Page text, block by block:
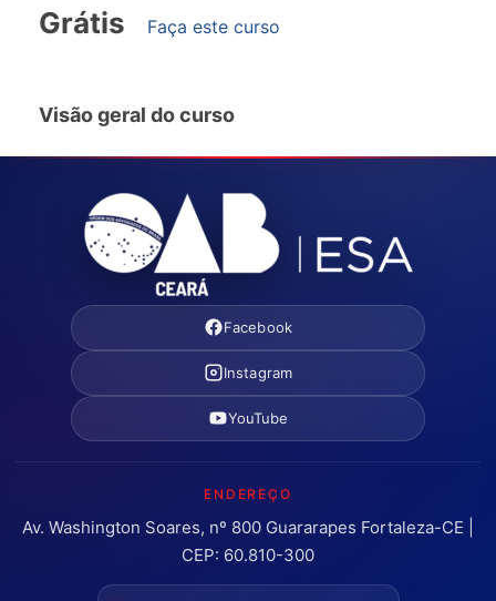
Grátis Faça este curso
Visão geral do curso
Facebook
Instagram
YouTube
ENDEREÇO
Av. Washington Soares, nº 800 Guararapes Fortaleza-CE |
CEP: 60.810-300